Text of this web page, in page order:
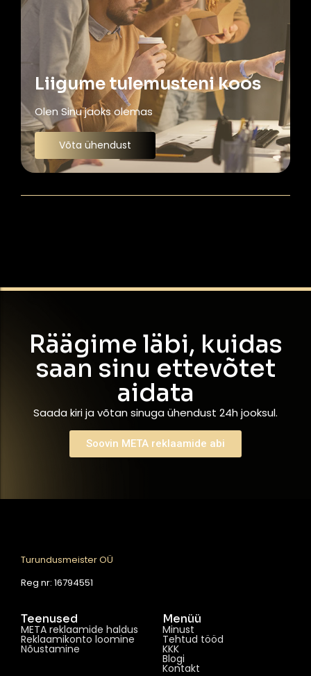
Liigume tulemusteni koos
Olen Sinu jaoks olemas
Võta ühendust
Räägime läbi, kuidas
saan sinu ettevõtet
aidata
Saada kiri ja võtan sinuga ühendust 24h jooksul.
Soovin META reklaamide abi
Turundusmeister OÜ
Reg nr: 16794551
Teenused
META reklaamide haldus
Reklaamikonto loomine
Nõustamine
Menüü
Minust
Tehtud tööd
KKK
Blogi
Kontakt